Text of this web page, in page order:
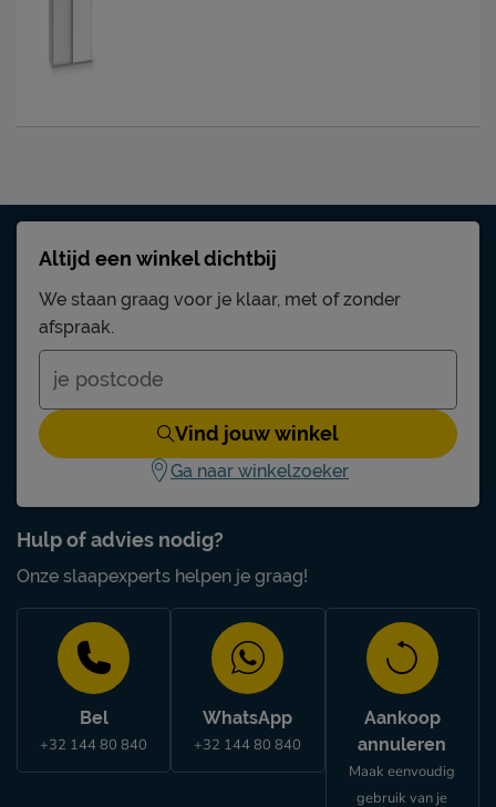
Hulp of advies nodig?
Onze slaapexperts helpen je graag!
Bel
+32 144 80 840
WhatsApp
+32 144 80 840
Aankoop
annuleren
Maak eenvoudig
gebruik van je
Altijd een winkel dichtbij
We staan graag voor je klaar, met of zonder
afspraak.
Vind jouw winkel
Ga naar winkelzoeker